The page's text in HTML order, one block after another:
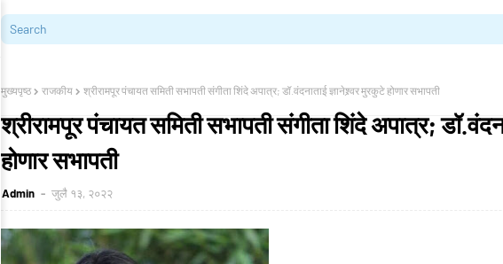
मुख्यपृष्ठ राजकीय श्रीरामपूर पंचायत समिती सभापती संगीता शिंदे अपात्र; डॉ.वंदनाताई ज्ञानेश्र्वर मुरकुटे होणार सभापती
श्रीरामपूर पंचायत समिती सभापती संगीता शिंदे अपात्र;
होणार सभापती
Admin जुलै १३, २०२२